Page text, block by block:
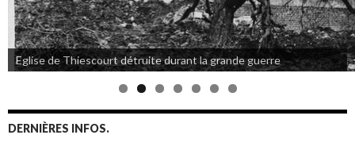
Eglise de Thiescourt détruite durant la grande guerre
DERNIÈRES INFOS.